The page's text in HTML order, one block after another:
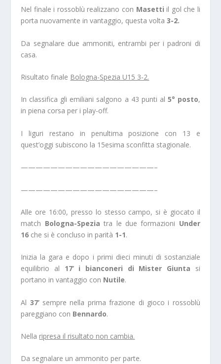
Nel finale i rossoblù realizzano con Masetti il gol che li
porta nuovamente in vantaggio, questa volta3-2.
Da segnalare due ammoniti, entrambi per i padroni di
casa.
Risultato finale Bologna-Spezia U15 3-2.
In classifica gli emiliani salgono a 43 punti al 5° posto,
in piena corsa per i play-off.
I liguri restano in penultima posizione con 13 e
quest’oggi subiscono la 15esima sconfitta stagionale.
——————————————————–
——————————————————–
Alle ore 16:00, presso lo stesso campo, si è giocato il
match Bologna-Speziatra le due formazioni Under
16 che si è concluso in parità 1-1.
Inizia la gara e dopo i primi dieci minuti di sostanziale
equilibrio al 17’ i bianconeri di Mister Giunta si
portano in vantaggio con Nutile.
Al 37’sempre nella prima frazione di gioco i rossoblù
pareggiano con Bennardo.
Nella ripresa il risultato non cambia.
Da segnalare un ammonito per parte.